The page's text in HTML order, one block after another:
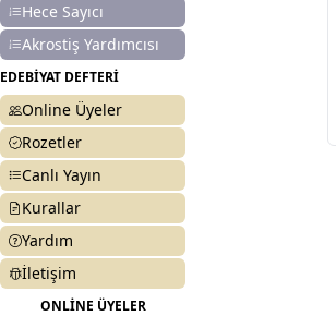
Hece Sayıcı
Akrostiş Yardımcısı
EDEBİYAT DEFTERİ
Online Üyeler
Rozetler
Canlı Yayın
Kurallar
Yardım
İletişim
ONLİNE ÜYELER